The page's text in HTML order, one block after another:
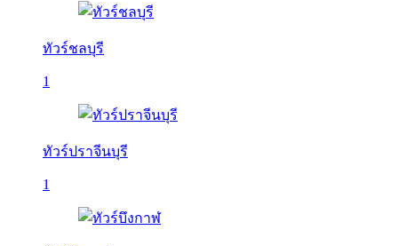
ทัวร์ชลบุรี
1
ทัวร์ปราจีนบุรี
1